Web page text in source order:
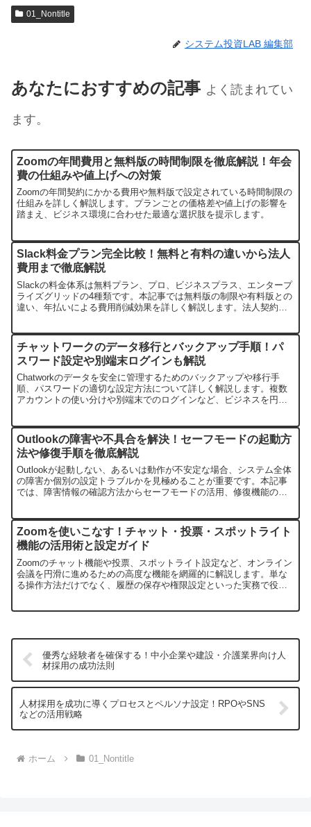
01_Nontitle
システム投資LAB 編集部
あなたにおすすめの記事 よく読まれてい
ます。
Zoomの年間費用と無料版の時間制限を徹底解説！年会
費の仕組みや値上げへの対策
Zoomの年間契約にかかる費用や無料版で設定されている時間制限の
仕組みを詳しく解説します。プランごとの価格差や値上げの影響を
踏まえ、ビジネス環境に合わせた最適な選択肢を提示します。
Slack料金プラン完全比較！無料と有料の違いから法人
費用まで徹底解説
Slackの料金体系は無料プラン、プロ、ビジネスプラス、エンタープ
ライズグリッドの4種類です。本記事では無料版の制限や有料版との
違い、年払いによる費用削減効果を詳しく解説します。法人契約を
チャットワークのデータ移行とバックアップ手順！パ
スワード設定や別端末ログインも解説
Chatworkのデータを安全に管理するためのバックアップや移行手
順、パスワードの適切な設定方法について詳しく解説します。複数
アカウントの使い分けや別端末でのログインなど、ビジネスを円滑
Outlookの障害や不具合を解決！セーフモードの起動方
法や修復手順を徹底解説
Outlookが起動しない、あるいは動作が不安定な場合、システム全体
の障害か個別の設定トラブルかを見極めることが重要です。本記事
では、障害情報の確認方法からセーフモードの活用、修復機能の手
Zoomを使いこなす！チャット・投票・スポットライト
機能の活用術と設定ガイド
Zoomのチャット機能や投票、スポットライト設定など、オンライン
会議を円滑に進めるための高度な機能を網羅的に解説します。単な
る操作方法だけでなく、履歴の保存や権限設定といった実務で役立
優秀な経験者を確保する！中小企業や建設・介護業界向け人
材採用の成功法則
人材採用を成功に導くプロセスとペルソナ設定！RPOやSNS
などの活用戦略
ホーム 01_Nontitle